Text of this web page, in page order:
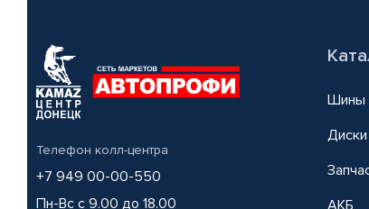
Телефон колл-центра
+7 949 00-00-550
Пн-Вс с 9.00 до 18.00
Шины
Диски
АКБ